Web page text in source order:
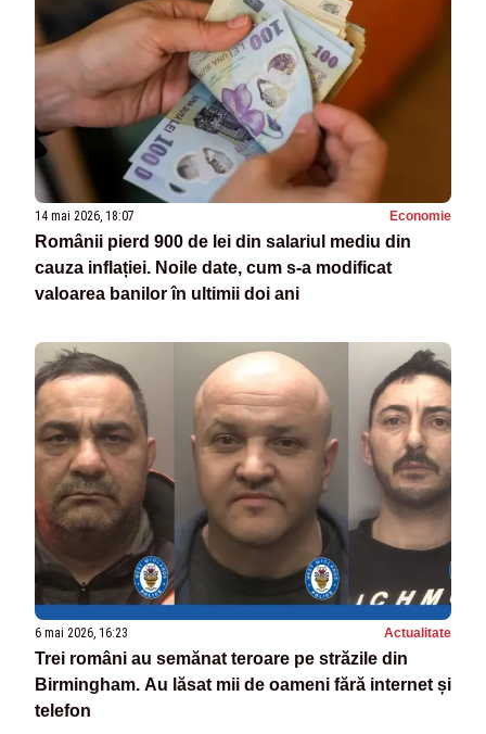
14 mai 2026, 18:07 Economie
Românii pierd 900 de lei din salariul mediu din
cauza inflației. Noile date, cum s-a modificat
valoarea banilor în ultimii doi ani
6 mai 2026, 16:23 Actualitate
Trei români au semănat teroare pe străzile din
Birmingham. Au lăsat mii de oameni fără internet și
telefon